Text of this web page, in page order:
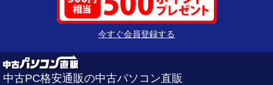
今すぐ会員登録する
中古PC格安通販の中古パソコン直販